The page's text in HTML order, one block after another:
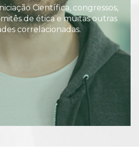
Científica, congressos,
de ética e muitas outras
correlacionadas.